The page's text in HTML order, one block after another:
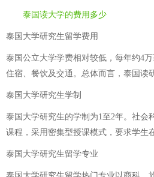
泰国读大学的费用多少
泰国大学研究生留学费用
泰国公立大学学费相对较低，每年约4
住宿、餐饮及交通。总体而言，泰国读
泰国大学研究生学制
泰国大学研究生的学制为1至2年。社会
课程，采用密集型授课模式，要求学生
泰国大学研究生留学专业